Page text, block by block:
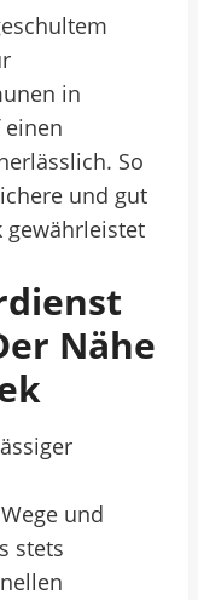
in
einen
So
und gut
gewährleistet
Nähe
und
stets